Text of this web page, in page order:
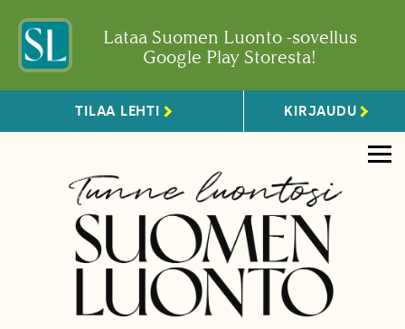
Lataa Suomen Luonto -sovellus
Google Play Storesta!
TILAA LEHTI KIRJAUDU